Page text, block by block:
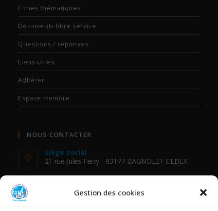
Gestion des cookies
Fiches thématiques
Documents libre service
Questions / réponses
Liens utiles
Adhérer
Espace membre
NOUS CONTACTER
Siège social
21 rue Jules Ferry - 93177 BAGNOLET CEDEX
01 48 18 88 54